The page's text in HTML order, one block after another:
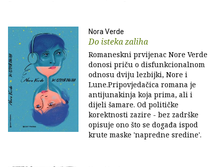
Nora Verde
Do isteka zaliha
Romaneskni prvijenac Nore Verde
donosi priču o disfunkcionalnom
odnosu dviju lezbijki, Nore i
Lune.Pripovjedačica romana je
antijunakinja koja prima, ali i
dijeli šamare. Od političke
korektnosti zazire - bez zadrške
opisuje ono što se događa ispod
krute maske 'napredne sredine'.